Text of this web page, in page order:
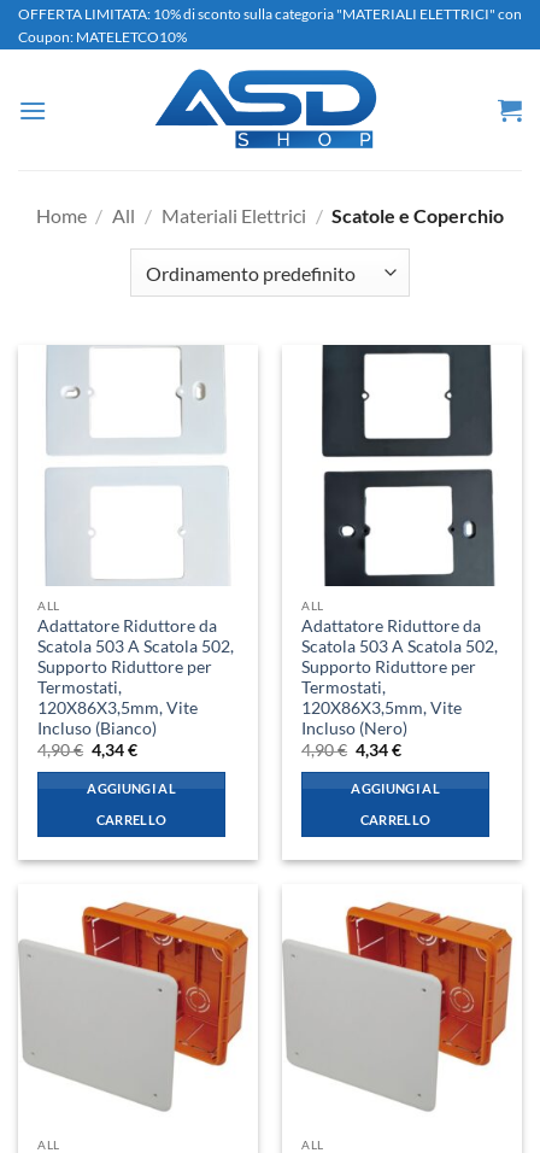
Salta
ai
OFFERTA LIMITATA: 10% di sconto sulla categoria "MATERIALI ELETTRICI" con
Coupon: MATELETCO10%
Home / All / Materiali Elettrici / Scatole e Coperchio
ALL
Adattatore Riduttore da
Scatola 503 A Scatola 502,
Supporto Riduttore per
Termostati,
120X86X3,5mm, Vite
Incluso (Bianco)
4,90€ Il
prezzo
originale
era:
4,90 €.
4,34€Il
attuale
è:
4,34 €.
AGGIUNGI AL
CARRELLO
ALL
Adattatore Riduttore da
Scatola 503 A Scatola 502,
Supporto Riduttore per
Termostati,
120X86X3,5mm, Vite
Incluso (Nero)
4,90€ Il
prezzo
originale
era:
4,90 €.
4,34€Il
attuale
è:
4,34 €.
AGGIUNGI AL
CARRELLO
ALL ALL